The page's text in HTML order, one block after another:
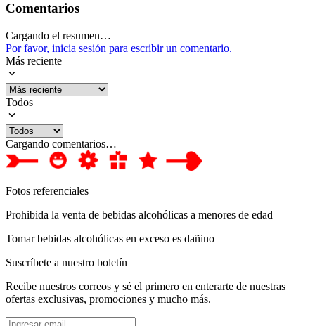
Comentarios
Cargando el resumen…
Por favor, inicia sesión para escribir un comentario.
Más reciente
Todos
Cargando comentarios…
Fotos referenciales
Prohibida la venta de bebidas alcohólicas a menores de edad
Tomar bebidas alcohólicas en exceso es dañino
Suscríbete a nuestro boletín
Recibe nuestros correos y sé el primero en enterarte de nuestras
ofertas exclusivas, promociones y mucho más.